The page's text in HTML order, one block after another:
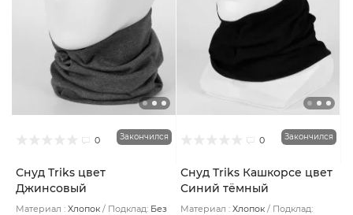
0 Закончился
Снуд Triks цвет
Джинсовый
Материал : Хлопок Подклад: Без
0 Закончился
Снуд Triks Кашкорсе цвет
Синий тёмный
Материал : Хлопок
Подклад: